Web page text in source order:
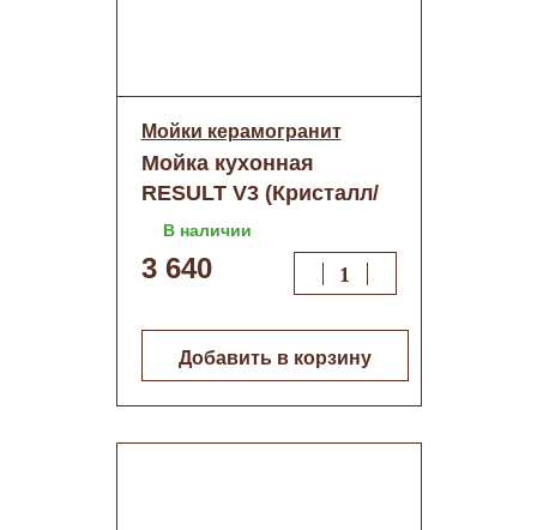
Мойки керамогранит
Мойка кухонная
RESULT V3 (Кристалл/
молоч)+сифон
(510х470)
В наличии
3 640
Добавить в корзину